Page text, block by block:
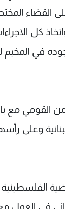
على القضاء
كل
في المخيم
القومي مع
وعلى